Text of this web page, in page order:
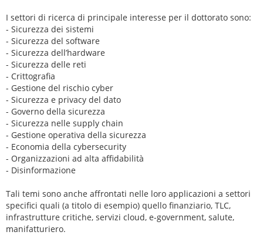
I settori di ricerca di principale interesse per il dottorato sono:
- Sicurezza dei sistemi
- Sicurezza del software
- Sicurezza dell’hardware
- Sicurezza delle reti
- Crittografia
- Gestione del rischio cyber
- Sicurezza e privacy del dato
- Governo della sicurezza
- Sicurezza nelle supply chain
- Gestione operativa della sicurezza
- Economia della cybersecurity
- Organizzazioni ad alta affidabilità
- Disinformazione
Tali temi sono anche affrontati nelle loro applicazioni a settori
specifici quali (a titolo di esempio) quello finanziario, TLC,
infrastrutture critiche, servizi cloud, e-government, salute,
manifatturiero.